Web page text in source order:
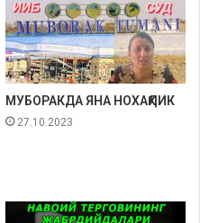
МУБОРАКДА ЯНА НОХАҚЛИК
27.10.2023